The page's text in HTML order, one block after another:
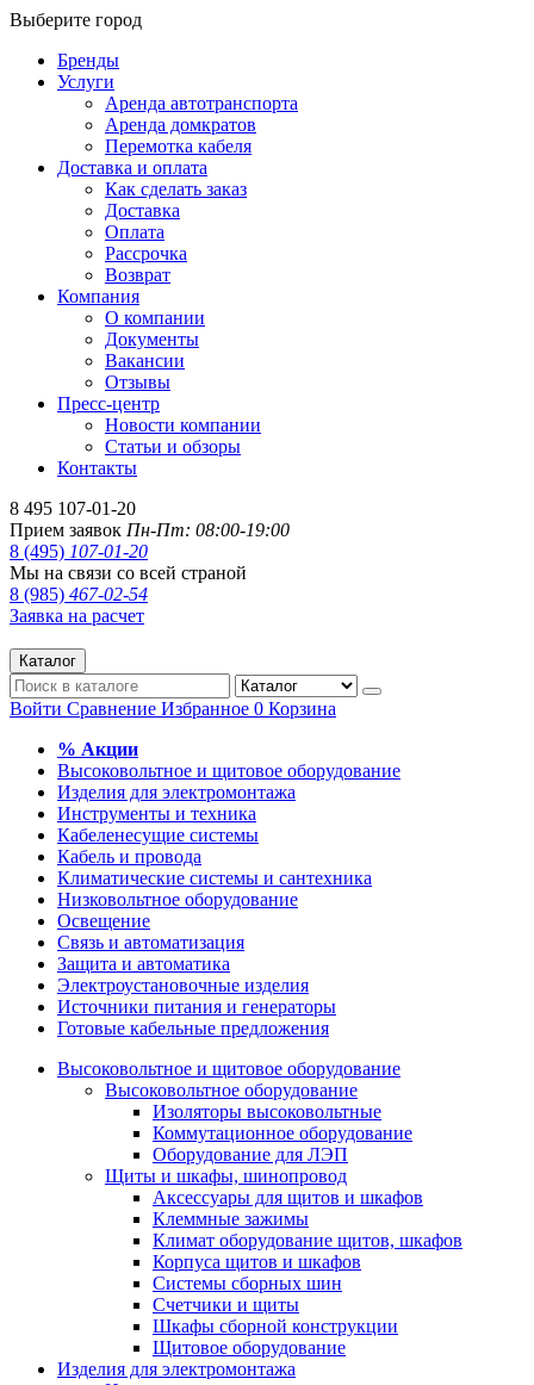
Выберите город
Бренды
Услуги
Аренда автотранспорта
Аренда домкратов
Перемотка кабеля
Доставка и оплата
Как сделать заказ
Доставка
Оплата
Рассрочка
Возврат
Компания
О компании
Документы
Вакансии
Отзывы
Пресс-центр
Новости компании
Статьи и обзоры
Контакты
8 495 107-01-20
Прием заявок Пн-Пт: 08:00-19:00
8 (495) 107-01-20
Мы на связи со всей страной
8 (985) 467-02-54
Заявка на расчет
Каталог
Войти Сравнение Избранное 0 Корзина
% Акции
Высоковольтное и щитовое оборудование
Изделия для электромонтажа
Инструменты и техника
Кабеленесущие системы
Кабель и провода
Климатические системы и сантехника
Низковольтное оборудование
Освещение
Связь и автоматизация
Защита и автоматика
Электроустановочные изделия
Источники питания и генераторы
Готовые кабельные предложения
Высоковольтное и щитовое оборудование
Высоковольтное оборудование
Изоляторы высоковольтные
Коммутационное оборудование
Оборудование для ЛЭП
Щиты и шкафы, шинопровод
Аксессуары для щитов и шкафов
Клеммные зажимы
Климат оборудование щитов, шкафов
Корпуса щитов и шкафов
Системы сборных шин
Счетчики и щиты
Шкафы сборной конструкции
Щитовое оборудование
Изделия для электромонтажа